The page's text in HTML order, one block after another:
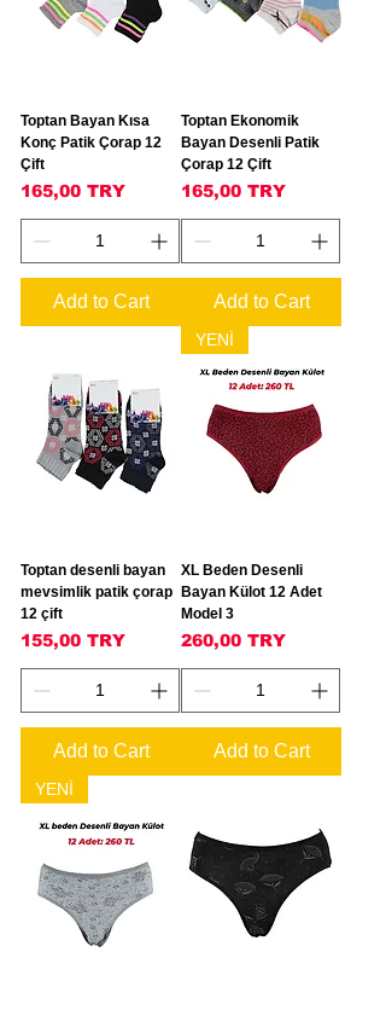
Toptan Bayan Kısa
Konç Patik Çorap 12
Çift
Price
165,00 TRY
Add to Cart
Toptan Ekonomik
Bayan Desenli Patik
Çorap 12 Çift
Price
165,00 TRY
Add to Cart
Toptan desenli bayan
mevsimlik patik çorap
12 çift
Price
155,00 TRY
Add to Cart
YENİ
XL Beden Desenli
Bayan Külot 12 Adet
Model 3
Price
260,00 TRY
Add to Cart
YENİ